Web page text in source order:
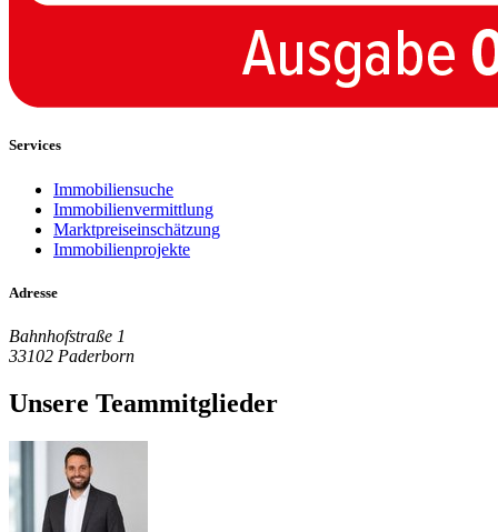
Services
Immobiliensuche
Immobilienvermittlung
Marktpreiseinschätzung
Immobilienprojekte
Adresse
Bahnhofstraße 1
33102 Paderborn
Unsere Teammitglieder